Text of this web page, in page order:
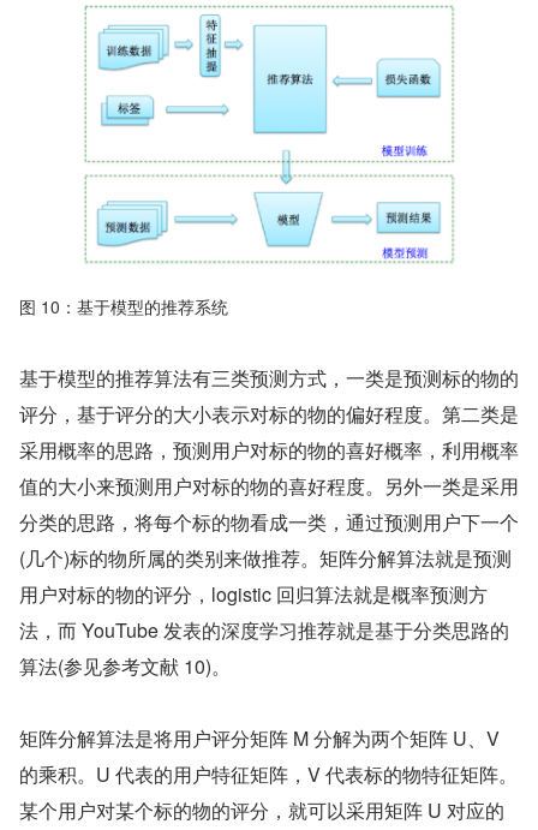
图 10：基于模型的推荐系统
基于模型的推荐算法有三类预测方式，一类是预测标的物的
评分，基于评分的大小表示对标的物的偏好程度。第二类是
采用概率的思路，预测用户对标的物的喜好概率，利用概率
值的大小来预测用户对标的物的喜好程度。另外一类是采用
分类的思路，将每个标的物看成一类，通过预测用户下一个
(几个)标的物所属的类别来做推荐。矩阵分解算法就是预测
用户对标的物的评分，logistic 回归算法就是概率预测方
法，而 YouTube 发表的深度学习推荐就是基于分类思路的
算法(参见参考文献 10)。
矩阵分解算法是将用户评分矩阵 M 分解为两个矩阵 U、V
的乘积。U 代表的用户特征矩阵，V 代表标的物特征矩阵。
某个用户对某个标的物的评分，就可以采用矩阵 U 对应的